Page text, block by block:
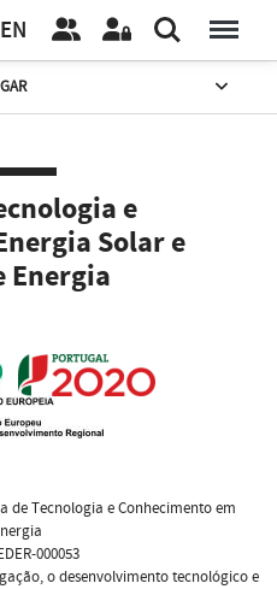
EN
e
Solar e
Energia
de Tecnologia e Conhecimento em
000053
o desenvolvimento tecnológico e